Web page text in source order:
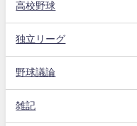
高校野球
独立リーグ
野球議論
雑記